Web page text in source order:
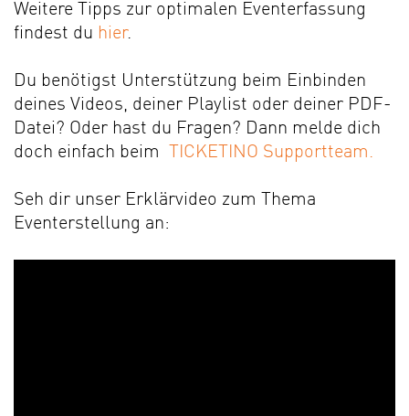
Weitere Tipps zur optimalen Eventerfassung
findest du hier.
Du benötigst Unterstützung beim Einbinden
deines Videos, deiner Playlist oder deiner PDF-
Datei? Oder hast du Fragen? Dann melde dich
doch einfach beim
TICKETINO Supportteam.
Seh dir unser Erklärvideo zum Thema
Eventerstellung an: